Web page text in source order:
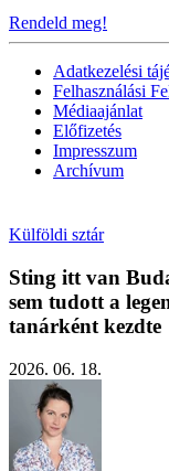
Rendeld meg!
Adatkezelési
Felhasználási
Médiaajánlat
Előfizetés
Impresszum
Archívum
Külföldi sztár
Sting itt van
sem tudott a
tanárként kezdte
2026. 06. 18.